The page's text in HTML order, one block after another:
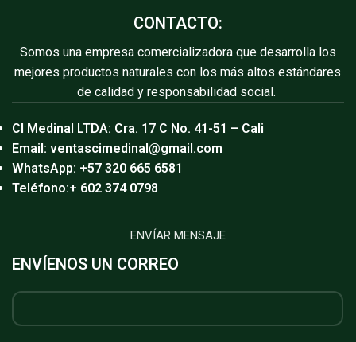
CONTACTO:
Somos una empresa comercializadora que desarrolla los
mejores productos naturales con los más altos estándares
de calidad y responsabilidad social.
CI Medinal LTDA: Cra. 17 C No. 41-51 – Cali
Email: ventascimedinal@gmail.com
WhatsApp: +57 320 665 6581
Teléfono:+ 602 374 0798
ENVÍAR MENSAJE
ENVÍENOS UN CORREO